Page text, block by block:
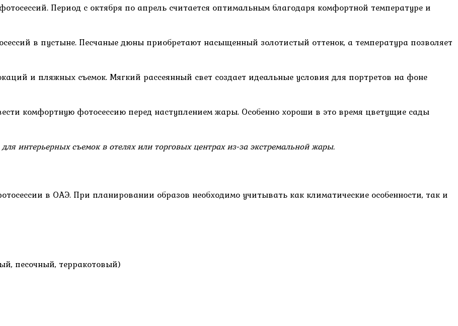
Период с октября по апрель считается оптимальным благодаря комфортной температуре и
в пустыне. Песчаные дюны приобретают насыщенный золотистый оттенок, а температура позволяет
и пляжных съемок. Мягкий рассеянный свет создает идеальные условия для портретов на фоне
комфортную фотосессию перед наступлением жары. Особенно хороши в это время цветущие сады
интерьерных съемок в отелях или торговых центрах из-за экстремальной жары.
в ОАЭ. При планировании образов необходимо учитывать как климатические особенности, так и
песочный, терракотовый)